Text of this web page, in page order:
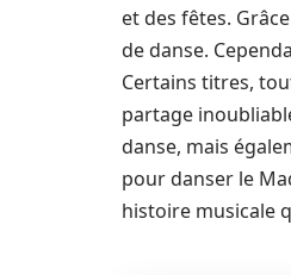
et des fêtes.
de danse.
Certains titres,
partage
danse, mais
pour danser le
histoire musicale